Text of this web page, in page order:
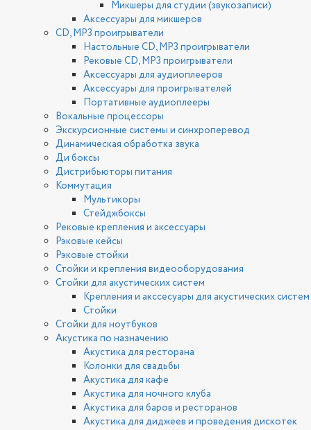
Микшеры для студии (звукозаписи)
Аксессуары для микшеров
CD, MP3 проигрыватели
Настольные CD, MP3 проигрыватели
Рековые CD, MP3 проигрыватели
Аксессуары для аудиоплееров
Аксессуары для проигрывателей
Портативные аудиоплееры
Вокальные процессоры
Экскурсионные системы и синхроперевод
Динамическая обработка звука
Ди боксы
Дистрибьюторы питания
Коммутация
Мультикоры
Стейджбоксы
Рековые крепления и аксессуары
Рэковые кейсы
Рэковые стойки
Стойки и крепления видеооборудования
Стойки для акустических систем
Крепления и акссесуары для акустических систем
Стойки
Стойки для ноутбуков
Акустика по назначению
Акустика для ресторана
Колонки для свадьбы
Акустика для кафе
Акустика для ночного клуба
Акустика для баров и ресторанов
Акустика для диджеев и проведения дискотек